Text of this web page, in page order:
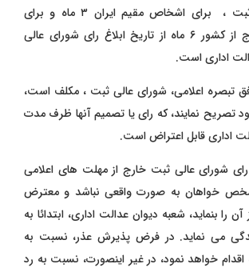
رای شورای عالی ثبت ، برای اشخاص مقیم ایران ۳ ماه و برای
اشخاص مقیم خارج از کشور ۶ ماه از تاریخ ابلاغ رای شورای عالی
اداری است.
تبصره اعلامی، شورای عالی ثبت ، مکلف است،
تصریح نمایند، که رای یا تصمیم آنها ظرف مدت
اداری قابل اعتراض است.
رای شورای عالی ثبت خارج از مهلت های اعلامی
شخص خواهان به صورت واقعی نباشد و معترض
را بنماید، شعبه دیوان عدالت اداری، ابتدائا به
می نماید. در فرض پذیرش عذر، نسبت به
خواهد نمود، در غیر اینصورت، نسبت به رد